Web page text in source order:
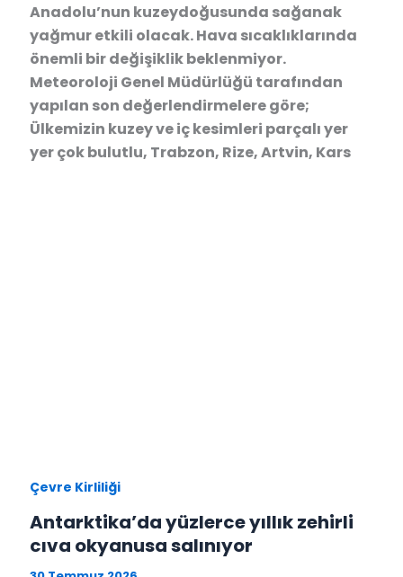
Anadolu’nun kuzeydoğusunda sağanak
yağmur etkili olacak. Hava sıcaklıklarında
önemli bir değişiklik beklenmiyor.
Meteoroloji Genel Müdürlüğü tarafından
yapılan son değerlendirmelere göre;
Ülkemizin kuzey ve iç kesimleri parçalı yer
yer çok bulutlu, Trabzon, Rize, Artvin, Kars
Çevre Kirliliği
Antarktika’da yüzlerce yıllık zehirli
cıva okyanusa salınıyor